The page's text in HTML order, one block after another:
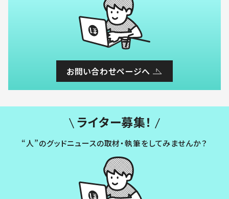
お問い合わせページへ
ライター募集！
“人”のグッドニュースの取材・執筆をしてみませんか？